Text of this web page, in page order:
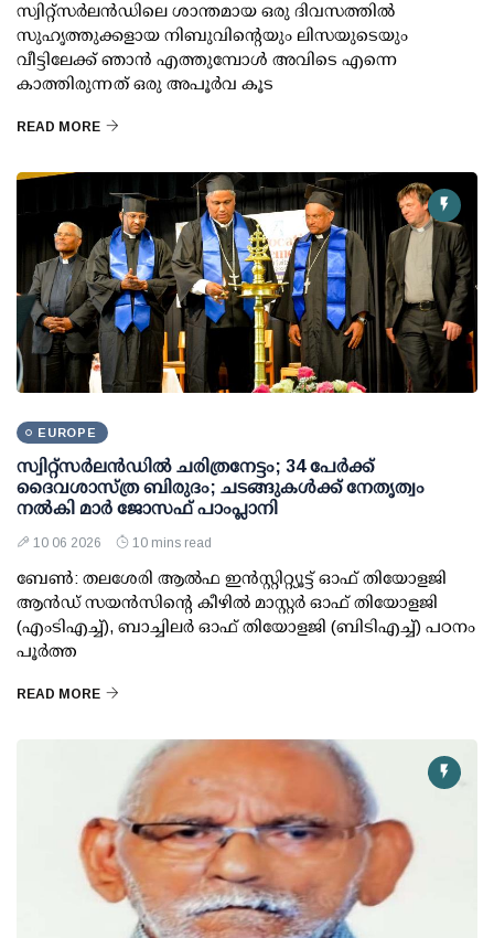
സ്വിറ്റ്സർലൻഡിലെ ശാന്തമായ ഒരു ദിവസത്തിൽ
സുഹൃത്തുക്കളായ നിബുവിന്റെയും ലിസയുടെയും
വീട്ടിലേക്ക് ഞാൻ എത്തുമ്പോൾ അവിടെ എന്നെ
കാത്തിരുന്നത് ഒരു അപൂർവ കൂട
READ MORE
EUROPE
സ്വിറ്റ്സർലൻഡിൽ ചരിത്രനേട്ടം; 34 പേർക്ക്
ദൈവശാസ്ത്ര ബിരുദം; ചടങ്ങുകൾക്ക് നേതൃത്വം
നൽകി മാർ ജോസഫ് പാംപ്ലാനി
10 06 2026 10 mins read
ബേൺ: തലശേരി ആൽഫ ഇൻസ്റ്റിറ്റ്യൂട്ട് ഓഫ് തിയോളജി
ആൻഡ് സയൻസിന്റെ കീഴിൽ മാസ്റ്റർ ഓഫ് തിയോളജി
(എംടിഎച്ച്), ബാച്ചിലർ ഓഫ് തിയോളജി (ബി‌ടിഎച്ച്) പഠനം
പൂർത്ത
READ MORE